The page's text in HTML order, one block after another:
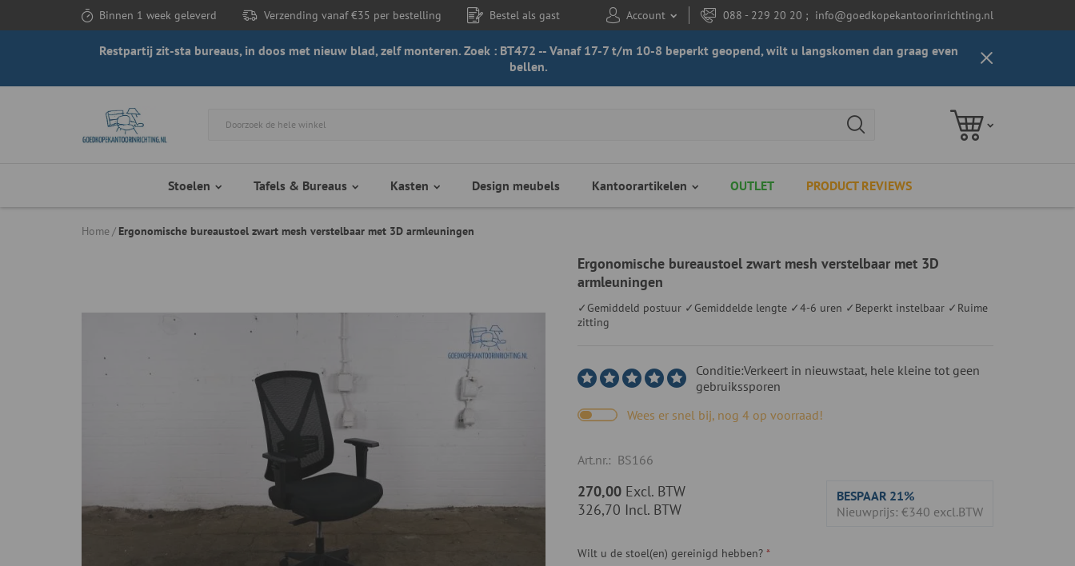
Binnen 1 week geleverd Verzending vanaf €35 per bestelling Bestel als gast Account 088 - 229 20 20 ; info@goedkopekantoorinrichting.nl
Restpartij zit-sta bureaus, in doos met nieuw blad, zelf monteren. Zoek : BT472 -- Vanaf 17-7 t/m 10-8 beperkt geopend, wilt u langskomen dan graag even
bellen.
Stoelen Tafels & Bureaus Kasten Design meubels Kantoorartikelen OUTLET PRODUCT REVIEWS
Home Ergonomische bureaustoel zwart mesh verstelbaar met 3D armleuningen
Ergonomische bureaustoel zwart mesh verstelbaar met 3D
armleuningen
✓Gemiddeld postuur ✓Gemiddelde lengte ✓4-6 uren ✓Beperkt instelbaar ✓Ruime
zitting
Conditie:Verkeert in nieuwstaat, hele kleine tot geen
gebruikssporen
Wees er snel bij, nog 4 op voorraad!
Art.nr.: BS166
BESPAAR 21%
Nieuwprijs: €340 excl.BTW
326,70 Incl. BTW
270,00 Excl. BTW
Wilt u de stoel(en) gereinigd hebben?